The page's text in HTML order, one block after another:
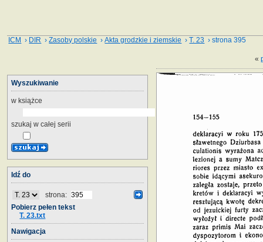
ICM › DIR ›Zasoby polskie ›Akta grodzkie i ziemskie ›T. 23 › strona 395
«
Wyszukiwanie
w książce
szukaj w całej serii
Idź do
strona:
Pobierz pełen tekst
T. 23.txt
Nawigacja